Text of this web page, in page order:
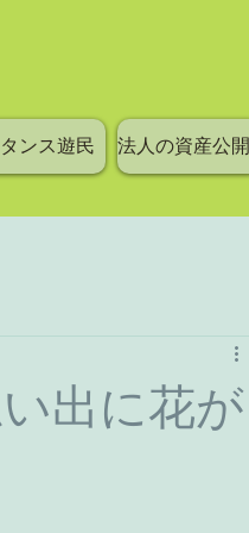
ンス遊民 法人の資産公開
出に花が